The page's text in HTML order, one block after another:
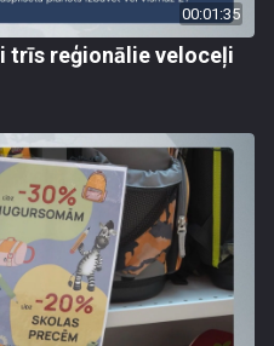
00:01:35
trīs reģionālie veloceļi